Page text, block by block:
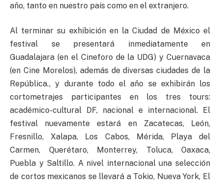
año, tanto en nuestro país como en el extranjero.
Al terminar su exhibición en la Ciudad de México el
festival se presentará inmediatamente en
Guadalajara (en el Cineforo de la UDG) y Cuernavaca
(en Cine Morelos), además de diversas ciudades de la
República., y durante todo el año se exhibirán los
cortometrajes participantes en los tres tours:
académico-cultural DF, nacional e internacional. El
festival nuevamente estará en Zacatecas, León,
Fresnillo, Xalapa, Los Cabos, Mérida, Playa del
Carmen, Querétaro, Monterrey, Toluca, Oaxaca,
Puebla y Saltillo. A nivel internacional una selección
de cortos mexicanos se llevará a Tokio, Nueva York, El